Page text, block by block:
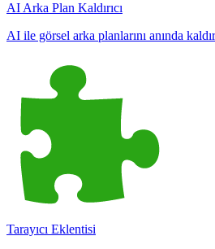
AI Arka Plan Kaldırıcı
AI ile görsel arka planlarını anında
Tarayıcı Eklentisi